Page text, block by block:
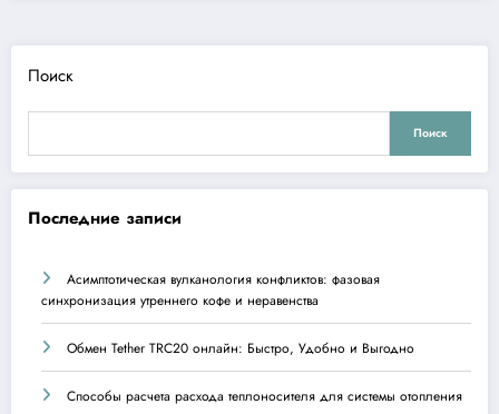
Поиск
Поиск
Последние записи
Асимптотическая вулканология конфликтов: фазовая
синхронизация утреннего кофе и неравенства
Обмен Tether TRC20 онлайн: Быстро, Удобно и Выгодно
Способы расчета расхода теплоносителя для системы отопления